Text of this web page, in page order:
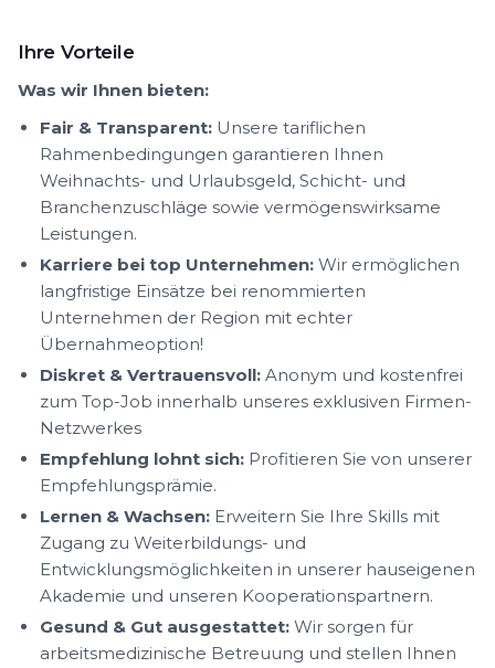
Ihre Vorteile
Was wir Ihnen bieten:
Fair & Transparent: Unsere tariflichen
Rahmenbedingungen garantieren Ihnen
Weihnachts- und Urlaubsgeld, Schicht- und
Branchenzuschläge sowie vermögenswirksame
Leistungen.
Karriere bei top Unternehmen: Wir ermöglichen
langfristige Einsätze bei renommierten
Unternehmen der Region mit echter
Übernahmeoption!
Diskret & Vertrauensvoll: Anonym und kostenfrei
zum Top-Job innerhalb unseres exklusiven Firmen-
Netzwerkes
Empfehlung lohnt sich: Profitieren Sie von unserer
Empfehlungsprämie.
Lernen & Wachsen: Erweitern Sie Ihre Skills mit
Zugang zu Weiterbildungs- und
Entwicklungsmöglichkeiten in unserer hauseigenen
Akademie und unseren Kooperationspartnern.
Gesund & Gut ausgestattet: Wir sorgen für
arbeitsmedizinische Betreuung und stellen Ihnen